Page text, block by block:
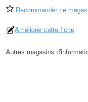
Recommander ce
Améliorer cette fiche
Autres magasins